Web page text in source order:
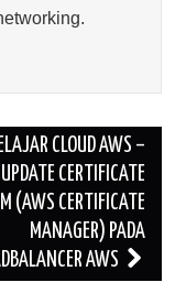
CLOUD AWS –
CERTIFICATE
(AWS CERTIFICATE
MANAGER) PADA
AWS